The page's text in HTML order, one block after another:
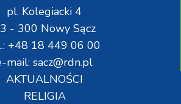
pl. Kolegiacki 4
- 300 Nowy Sącz
+48 18 449 06 00
mail: sacz@rdn.pl
AKTUALNOŚCI
RELIGIA